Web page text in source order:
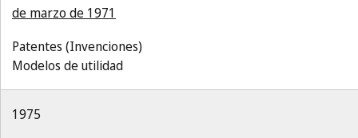
de marzo de 1971
Patentes (Invenciones)
Modelos de utilidad
1975